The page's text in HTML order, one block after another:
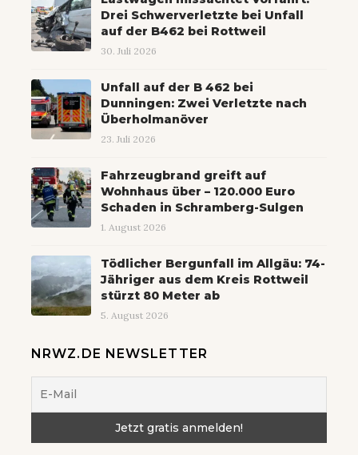
Drei Schwerverletzte bei Unfall
auf der B462 bei Rottweil
30. Juli 2026
Unfall auf der B 462 bei
Dunningen: Zwei Verletzte nach
Überholmanöver
23. Juli 2026
Fahrzeugbrand greift auf
Wohnhaus über – 120.000 Euro
Schaden in Schramberg-Sulgen
1. August 2026
Tödlicher Bergunfall im Allgäu: 74-
Jähriger aus dem Kreis Rottweil
stürzt 80 Meter ab
5. August 2026
NRWZ.DE NEWSLETTER